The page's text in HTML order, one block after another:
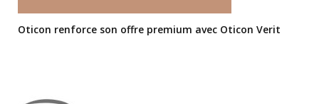
Oticon renforce son offre premium avec Oticon Verit